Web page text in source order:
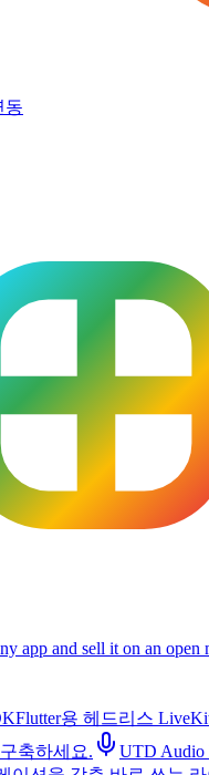
동
app and sell it on an open
Flutter용 헤드리스
축하세요.
UTD Audio